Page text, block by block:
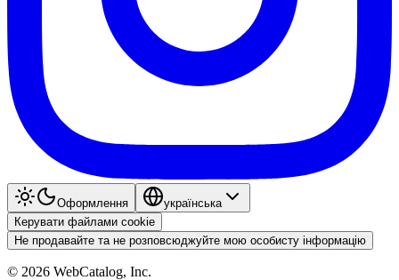
Оформлення
українська
Керувати файлами cookie
Не продавайте та не розповсюджуйте мою особисту інформацію
© 2026 WebCatalog, Inc.